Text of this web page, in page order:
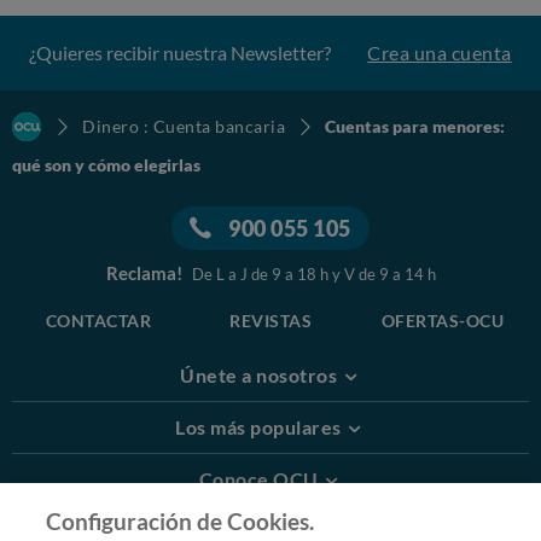
tengan un IBAN asociado, lo que facilita aún más su
Localiza con OCU las mejores cuentas
mejores condiciones en cada caso? Visita nuestro
comparador y acierta al elegir
¿Quieres recibir nuestra Newsletter? Crea una cuenta
Dinero : Cuenta bancaria
Cuentas para menores:
qué son y cómo elegirlas
900 055 105
Reclama! De L a J de 9 a 18 h y V de 9 a 14 h
CONTACTAR REVISTAS OFERTAS-OCU
Únete a nosotros
Los más populares
Conoce OCU
Más Información
Configuración de Cookies.